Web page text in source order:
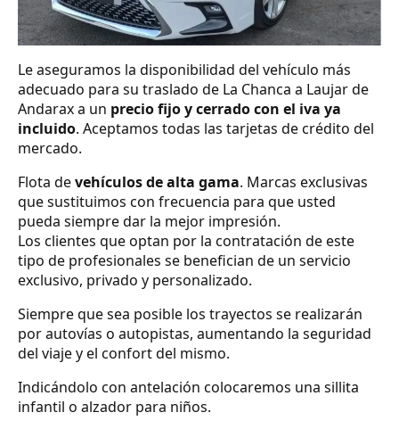
Le aseguramos la disponibilidad del vehículo más
adecuado para su traslado de La Chanca a Laujar de
Andarax a un precio fijo y cerrado con el iva ya
incluido. Aceptamos todas las tarjetas de crédito del
mercado.
Flota devehículos de alta gama. Marcas exclusivas
que sustituimos con frecuencia para que usted
pueda siempre dar la mejor impresión.
Los clientes que optan por la contratación de este
tipo de profesionales se benefician de un servicio
exclusivo, privado y personalizado.
Siempre que sea posible los trayectos se realizarán
por autovías o autopistas, aumentando la seguridad
del viaje y el confort del mismo.
Indicándolo con antelación colocaremos una sillita
infantil o alzador para niños.